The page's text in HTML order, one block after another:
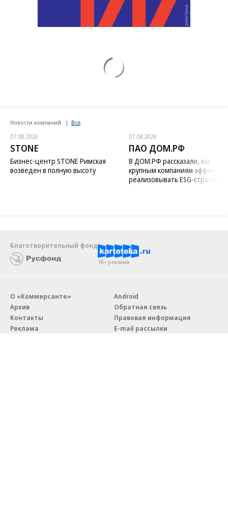
Новости компаний Все
07.08.2026
STONE
Бизнес-центр STONE Римская
возведен в полную высоту
07.08.2026
ПАО ДОМ.РФ
В ДОМ.РФ рассказали, как
крупным компаниям
реализовывать ESG-стратегию
Благотворительный фонд
18+ реклама
О «Коммерсанте»
Архив
Контакты
Реклама
Android
Обратная связь
Правовая информация
E-mail рассылки